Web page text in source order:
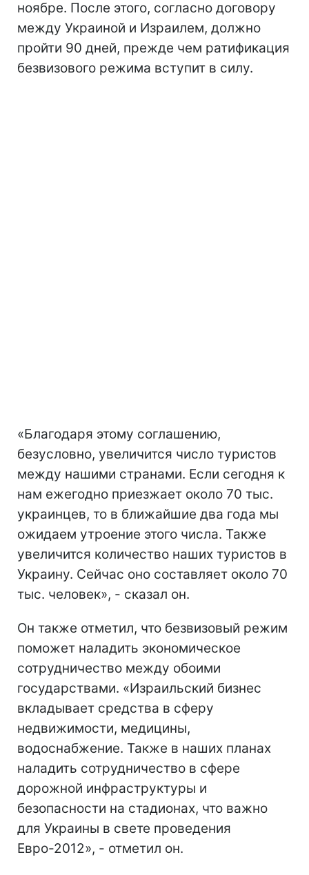
ноябре. После этого, согласно договору
между Украиной и Израилем, должно
пройти 90 дней, прежде чем ратификация
безвизового режима вступит в силу.
«Благодаря этому соглашению,
безусловно, увеличится число туристов
между нашими странами. Если сегодня к
нам ежегодно приезжает около 70 тыс.
украинцев, то в ближайшие два года мы
ожидаем утроение этого числа. Также
увеличится количество наших туристов в
Украину. Сейчас оно составляет около 70
тыс. человек», - сказал он.
Он также отметил, что безвизовый режим
поможет наладить экономическое
сотрудничество между обоими
государствами. «Израильский бизнес
вкладывает средства в сферу
недвижимости, медицины,
водоснабжение. Также в наших планах
наладить сотрудничество в сфере
дорожной инфраструктуры и
безопасности на стадионах, что важно
для Украины в свете проведения
Евро-2012», - отметил он.